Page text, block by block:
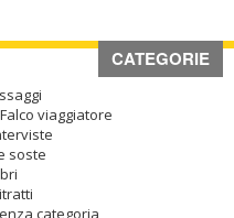
CATEGORIE
viaggiatore
soste
categoria